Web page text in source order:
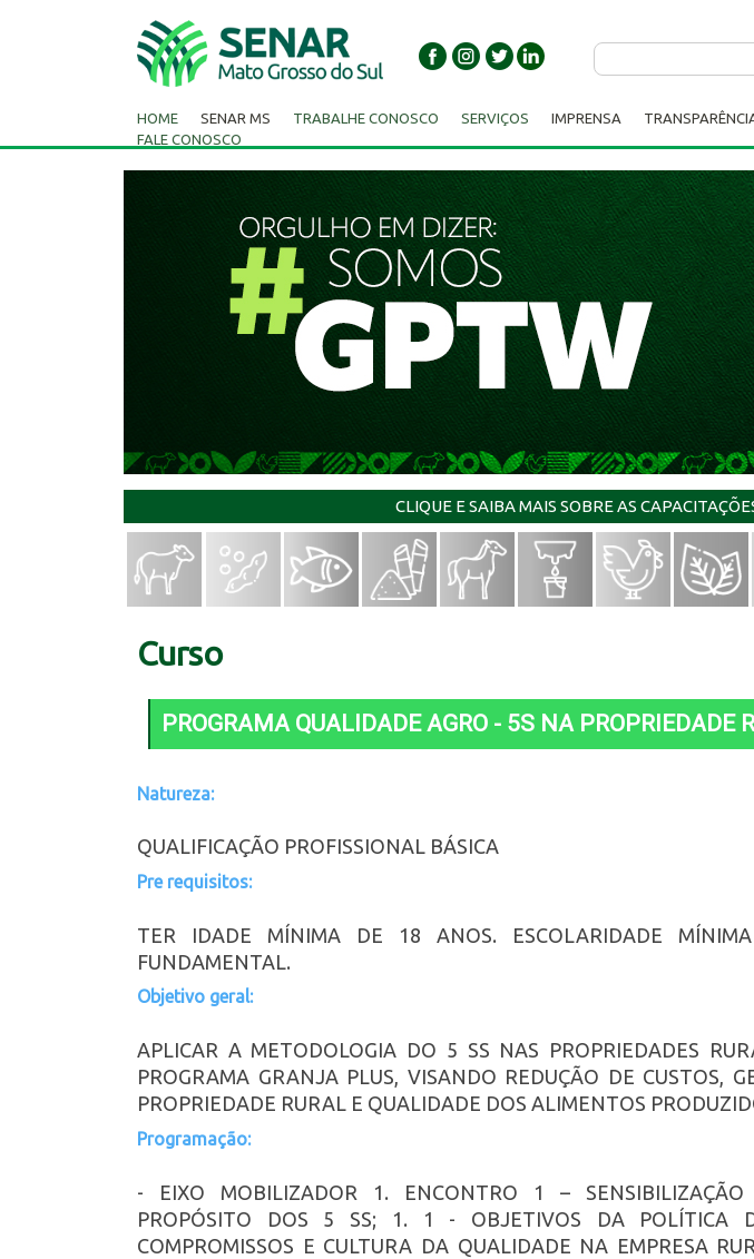
HOME SENAR MS TRABALHE CONOSCO SERVIÇOS IMPRENSA
FALE CONOSCO
CLIQUE E SAIBA MAIS SOBRE AS
Curso
PROGRAMA QUALIDADE AGRO - 5S NA PROPRIEDADE
Natureza:
QUALIFICAÇÃO PROFISSIONAL BÁSICA
Pre requisitos:
TER IDADE MÍNIMA DE 18 ANOS. ESCOLARIDADE
FUNDAMENTAL.
Objetivo geral:
APLICAR A METODOLOGIA DO 5 SS NAS PROPRIEDADES
PROGRAMA GRANJA PLUS, VISANDO REDUÇÃO DE CUSTOS,
PROPRIEDADE RURAL E QUALIDADE DOS ALIMENTOS
Programação:
- EIXO MOBILIZADOR 1. ENCONTRO 1 – SENSIBILIZAÇÃO
PROPÓSITO DOS 5 SS; 1. 1 - OBJETIVOS DA POLÍTICA
COMPROMISSOS E CULTURA DA QUALIDADE NA EMPRESA